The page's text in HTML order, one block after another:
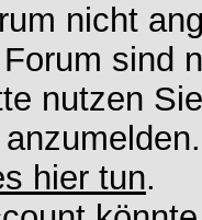
nicht
sind
nutzen
hier tun.